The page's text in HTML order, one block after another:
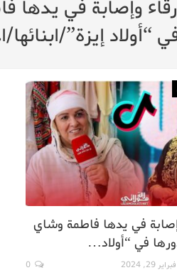
وإصابة في
“أولاد إيزة”/
في يدها فاطمة وشاي
في “أولاد…
فبراير 29, 2024